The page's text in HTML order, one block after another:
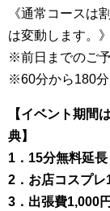
《通常コースは
は変動します。》
※前日までのご
※60分から180分
【イベント期間
典】
1．15分無料延長
2．お店コスプレ
3．出張費1,000